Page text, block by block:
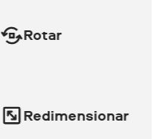
Rotar
Redimensionar